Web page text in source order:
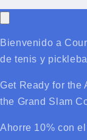
Bienvenido a
de tenis y
Get Ready for the
the Grand Slam
Ahorre 10% con